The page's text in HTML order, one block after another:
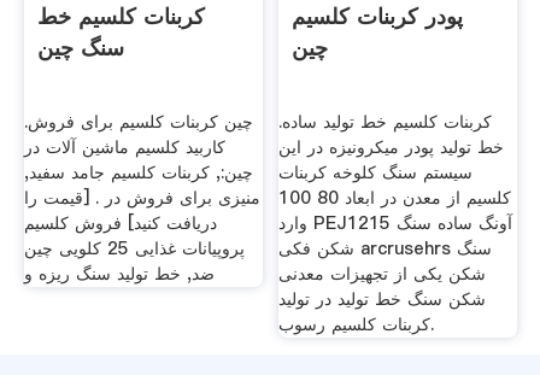
کربنات کلسیم خط
سنگ چین
چین کربنات کلسیم برای فروش.
کاربید کلسیم ماشین آلات در
چین:, کربنات کلسیم جامد سفید,
منیزی برای فروش در . [قیمت را
دریافت کنید] فروش کلسیم
پروپیانات غذایی 25 کلویی چین
ضد, خط تولید سنگ ریزه و
پودر کربنات کلسیم
چین
کربنات کلسیم خط تولید ساده.
خط تولید پودر میکرونیزه در این
سیستم سنگ کلوخه کربنات
کلسیم از معدن در ابعاد 80 100
وارد PEJ1215 آونگ ساده سنگ
شکن فکی arcrusehrs سنگ
شکن یکی از تجهیزات معدنی
شکن سنگ خط تولید در تولید
کربنات کلسیم رسوب.